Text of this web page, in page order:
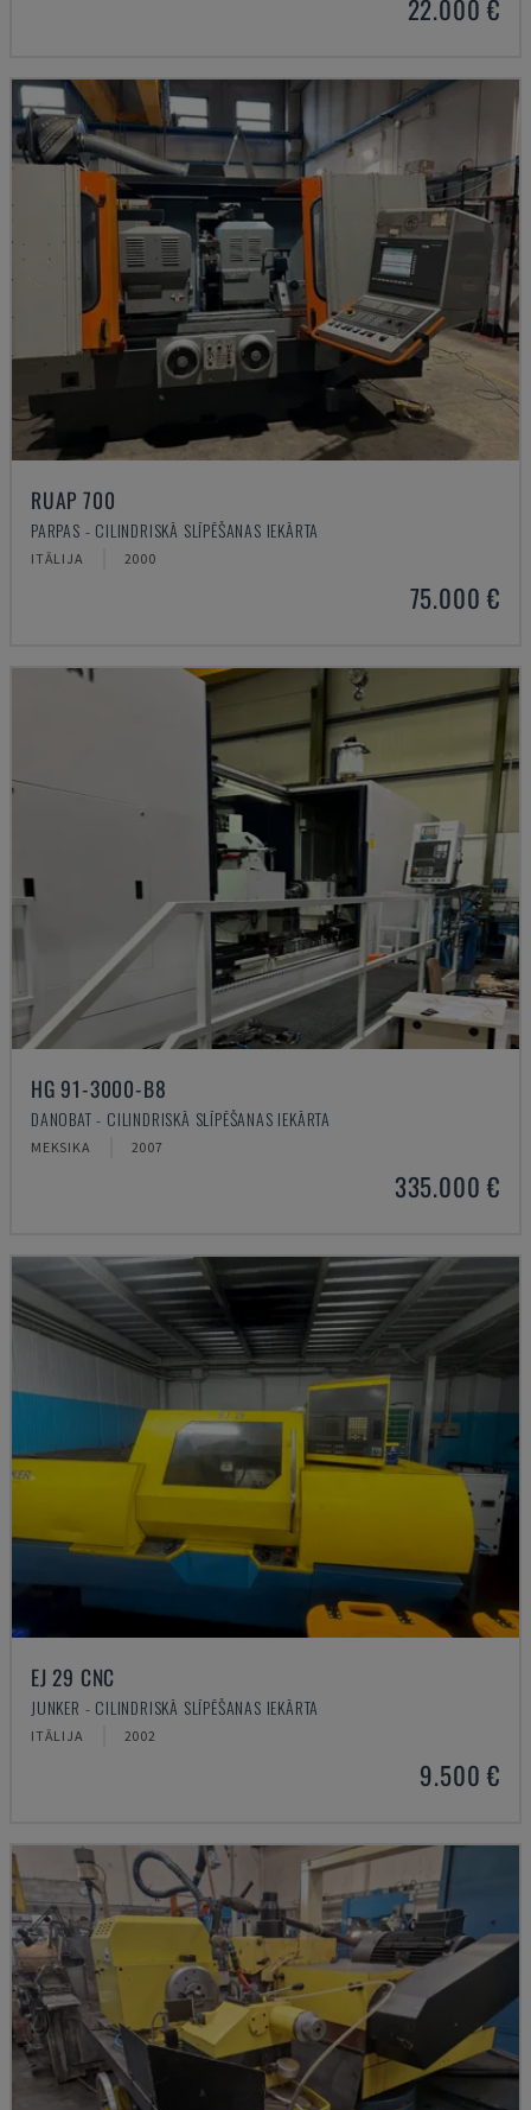
22.000 €
RUAP 700
PARPAS - CILINDRISKĀ SLĪPĒŠANAS IEKĀRTA
ITĀLIJA 2000
75.000 €
HG 91-3000-B8
DANOBAT - CILINDRISKĀ SLĪPĒŠANAS IEKĀRTA
MEKSIKA 2007
335.000 €
EJ 29 CNC
JUNKER - CILINDRISKĀ SLĪPĒŠANAS IEKĀRTA
ITĀLIJA 2002
9.500 €